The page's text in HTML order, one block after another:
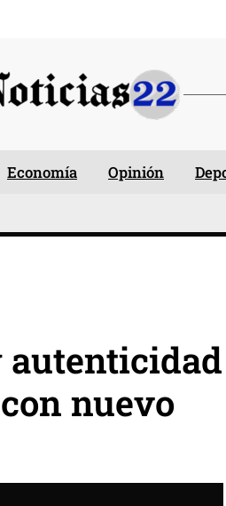
Economía Opinión
autenticidad
nuevo